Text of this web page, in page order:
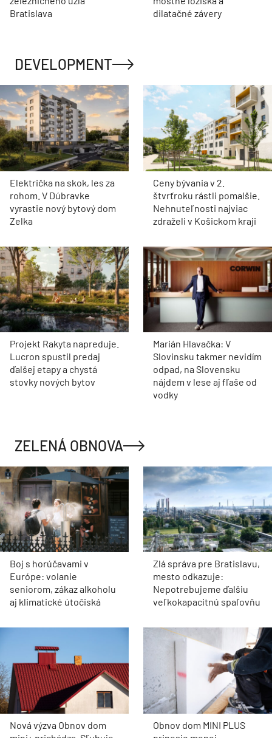
Bratislava
dilatačné závery
DEVELOPMENT
Električka na skok, les za
rohom. V Dúbravke
vyrastie nový bytový dom
Zelka
Ceny bývania v 2.
štvrťroku rástli pomalšie.
Nehnuteľnosti najviac
zdraželi v Košickom kraji
Projekt Rakyta napreduje.
Lucron spustil predaj
ďalšej etapy a chystá
stovky nových bytov
Marián Hlavačka: V
Slovinsku takmer nevidím
odpad, na Slovensku
nájdem v lese aj fľaše od
vodky
ZELENÁ OBNOVA
Boj s horúčavami v
Európe: volanie
seniorom, zákaz alkoholu
aj klimatické útočiská
Zlá správa pre Bratislavu,
mesto odkazuje:
Nepotrebujeme ďalšiu
veľkokapacitnú spaľovňu
Nová výzva Obnov dom
Obnov dom MINI PLUS